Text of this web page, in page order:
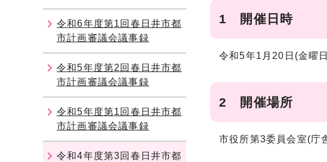
1 開催日時
令和5年1月20日(金曜
2 開催場所
市役所第3委員会室(庁
令和6年度第1回春日井市都
市計画審議会議事録
令和5年度第2回春日井市都
市計画審議会議事録
令和5年度第1回春日井市都
市計画審議会議事録
令和4年度第3回春日井市都